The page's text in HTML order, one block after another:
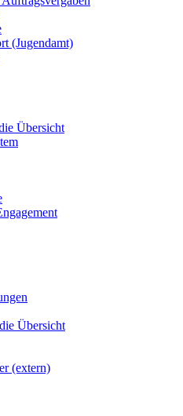
(Jugendamt)
Übersicht
Übersicht
(extern)